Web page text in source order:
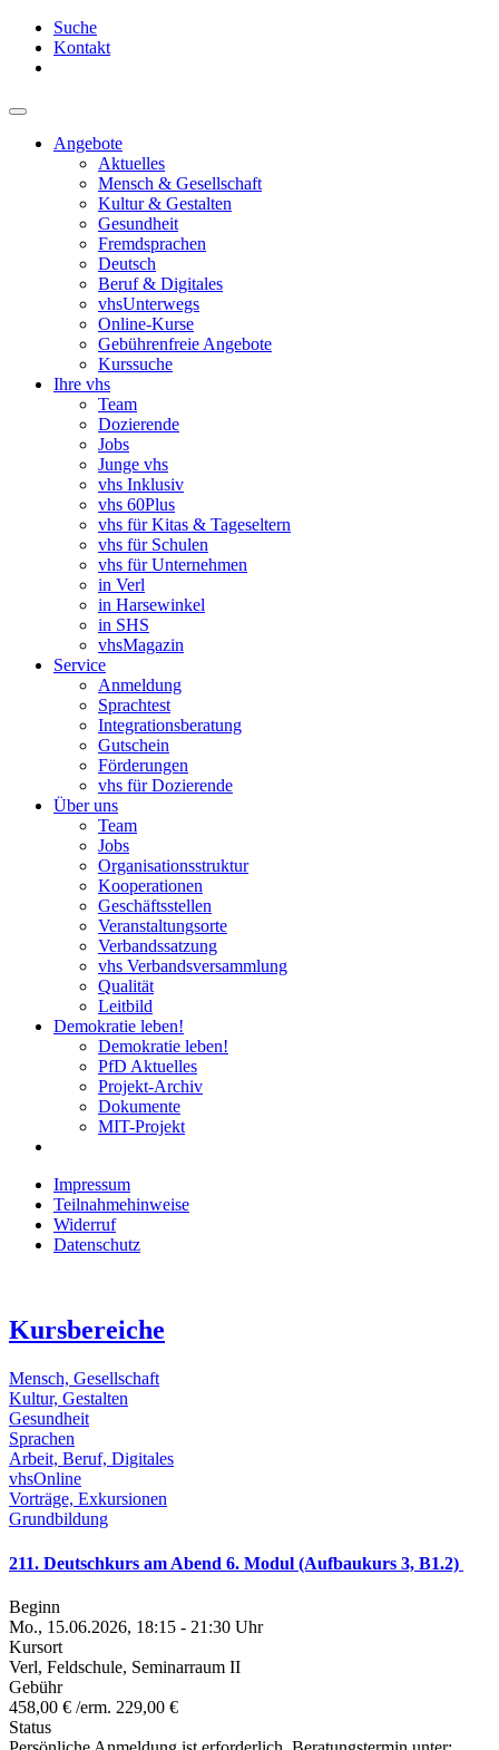
Suche
Kontakt
Angebote
Aktuelles
Mensch & Gesellschaft
Kultur & Gestalten
Gesundheit
Fremdsprachen
Deutsch
Beruf & Digitales
vhsUnterwegs
Online-Kurse
Gebührenfreie Angebote
Kurssuche
Ihre vhs
Team
Dozierende
Jobs
Junge vhs
vhs Inklusiv
vhs 60Plus
vhs für Kitas & Tageseltern
vhs für Schulen
vhs für Unternehmen
in Verl
in Harsewinkel
in SHS
vhsMagazin
Service
Anmeldung
Sprachtest
Integrationsberatung
Gutschein
Förderungen
vhs für Dozierende
Über uns
Team
Jobs
Organisationsstruktur
Kooperationen
Geschäftsstellen
Veranstaltungsorte
Verbandssatzung
vhs Verbandsversammlung
Qualität
Leitbild
Demokratie leben!
Demokratie leben!
PfD Aktuelles
Projekt-Archiv
Dokumente
MIT-Projekt
Impressum
Teilnahmehinweise
Widerruf
Datenschutz
Kursbereiche
Mensch, Gesellschaft
Kultur, Gestalten
Gesundheit
Sprachen
Arbeit, Beruf, Digitales
vhsOnline
Vorträge, Exkursionen
Grundbildung
211. Deutschkurs am Abend 6. Modul (Aufbaukurs 3, B1.2)
Beginn
Mo., 15.06.2026, 18:15 - 21:30 Uhr
Kursort
Verl, Feldschule, Seminarraum II
Gebühr
458,00 € /erm. 229,00 €
Status